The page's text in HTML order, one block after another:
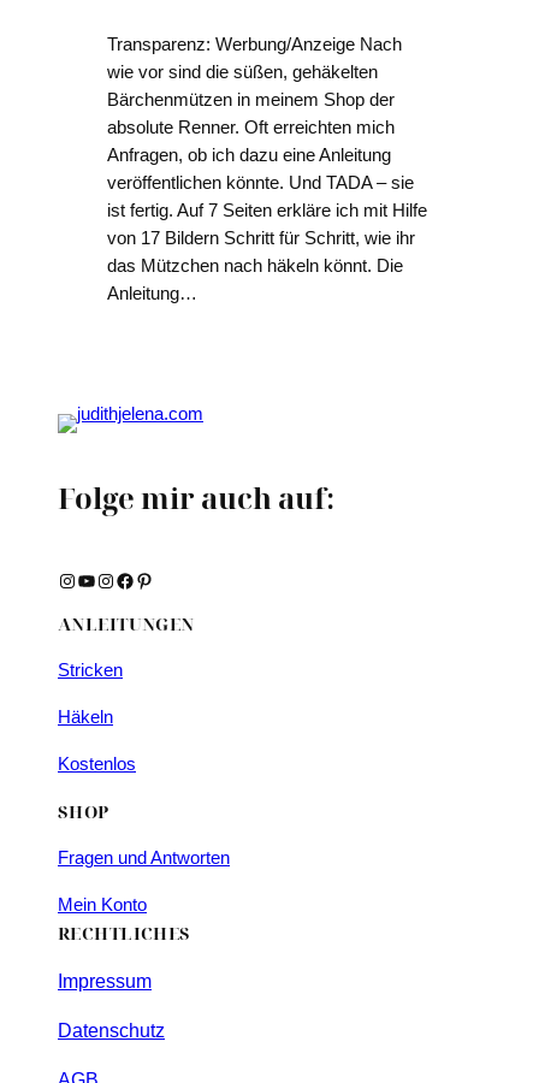
Transparenz: Werbung/Anzeige Nach
wie vor sind die süßen, gehäkelten
Bärchenmützen in meinem Shop der
absolute Renner. Oft erreichten mich
Anfragen, ob ich dazu eine Anleitung
veröffentlichen könnte. Und TADA – sie
ist fertig. Auf 7 Seiten erkläre ich mit Hilfe
von 17 Bildern Schritt für Schritt, wie ihr
das Mützchen nach häkeln könnt. Die
Anleitung…
Folge mir auch auf:
Instagram YouTube Instagram Facebook Pinterest
ANLEITUNGEN
Stricken
Häkeln
Kostenlos
SHOP
Fragen und Antworten
Mein Konto
RECHTLICHES
Impressum
Datenschutz